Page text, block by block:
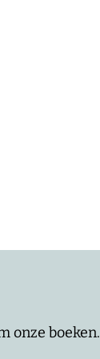
onze boeken.